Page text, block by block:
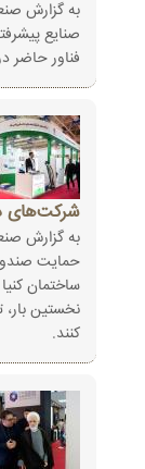
به گزارش
صنایع
فناور حاضر در
شرکت‌های
به گزارش
حمایت صندوق
نخستین بار،
کنند.